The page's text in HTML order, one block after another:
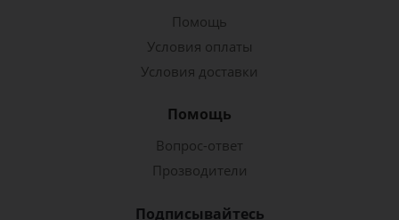
Помощь
Условия оплаты
Условия доставки
Помощь
Вопрос-ответ
Прозводители
Подписывайтесь